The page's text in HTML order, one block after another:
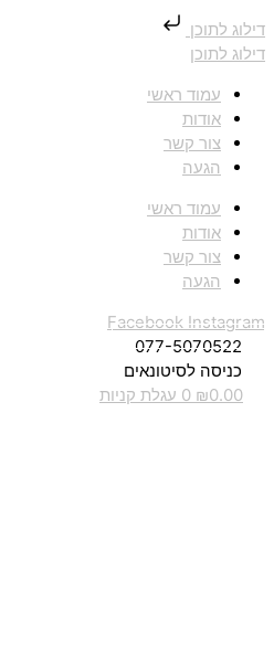
דילוג לתוכן
דילוג לתוכן
עמוד ראשי
אודות
צור קשר
הגעה
עמוד ראשי
אודות
צור קשר
הגעה
Facebook Instagram
077-5070522
כניסה לסיטונאים
₪0.00
0 עגלת קניות